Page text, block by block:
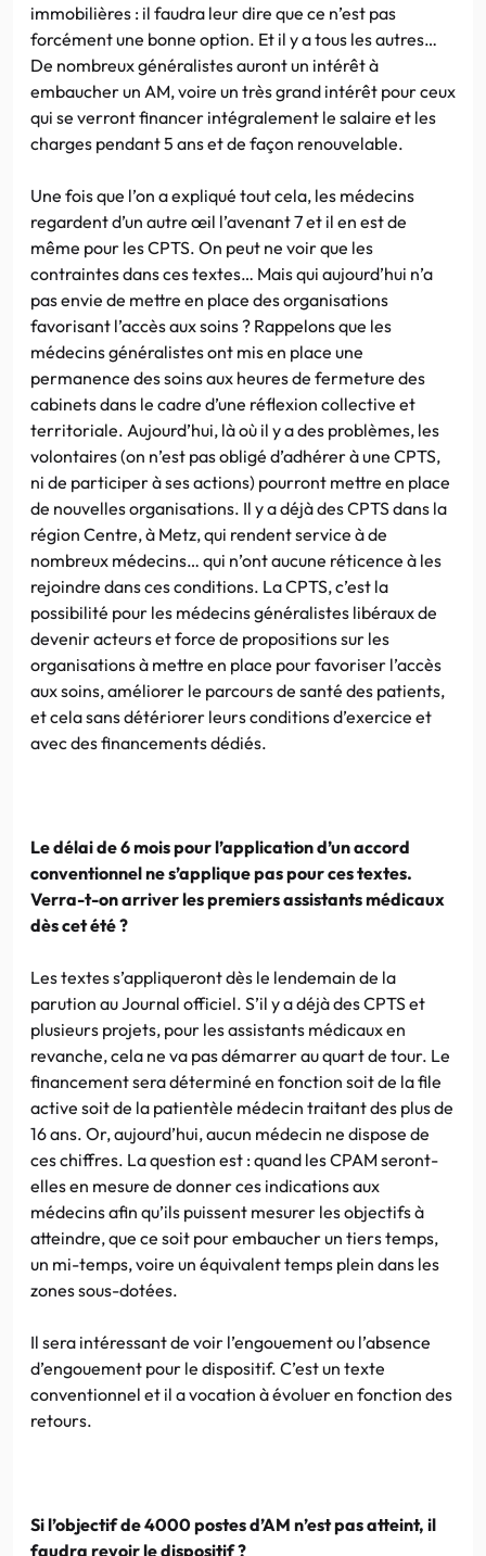
immobilières : il faudra leur dire que ce n’est pas
forcément une bonne option. Et il y a tous les autres…
De nombreux généralistes auront un intérêt à
embaucher un AM, voire un très grand intérêt pour ceux
qui se verront financer intégralement le salaire et les
charges pendant 5 ans et de façon renouvelable.
Une fois que l’on a expliqué tout cela, les médecins
regardent d’un autre œil l’avenant 7 et il en est de
même pour les CPTS. On peut ne voir que les
contraintes dans ces textes… Mais qui aujourd’hui n’a
pas envie de mettre en place des organisations
favorisant l’accès aux soins ? Rappelons que les
médecins généralistes ont mis en place une
permanence des soins aux heures de fermeture des
cabinets dans le cadre d’une réflexion collective et
territoriale. Aujourd’hui, là où il y a des problèmes, les
volontaires (on n’est pas obligé d’adhérer à une CPTS,
ni de participer à ses actions) pourront mettre en place
de nouvelles organisations. Il y a déjà des CPTS dans la
région Centre, à Metz, qui rendent service à de
nombreux médecins… qui n’ont aucune réticence à les
rejoindre dans ces conditions. La CPTS, c’est la
possibilité pour les médecins généralistes libéraux de
devenir acteurs et force de propositions sur les
organisations à mettre en place pour favoriser l’accès
aux soins, améliorer le parcours de santé des patients,
et cela sans détériorer leurs conditions d’exercice et
avec des financements dédiés.
Le délai de 6 mois pour l’application d’un accord
conventionnel ne s’applique pas pour ces textes.
Verra-t-on arriver les premiers assistants médicaux
dès cet été ?
Les textes s’appliqueront dès le lendemain de la
parution au Journal officiel. S’il y a déjà des CPTS et
plusieurs projets, pour les assistants médicaux en
revanche, cela ne va pas démarrer au quart de tour. Le
financement sera déterminé en fonction soit de la file
active soit de la patientèle médecin traitant des plus de
16 ans. Or, aujourd’hui, aucun médecin ne dispose de
ces chiffres. La question est : quand les CPAM seront-
elles en mesure de donner ces indications aux
médecins afin qu’ils puissent mesurer les objectifs à
atteindre, que ce soit pour embaucher un tiers temps,
un mi-temps, voire un équivalent temps plein dans les
zones sous-dotées.
Il sera intéressant de voir l’engouement ou l’absence
d’engouement pour le dispositif. C’est un texte
conventionnel et il a vocation à évoluer en fonction des
retours.
Si l’objectif de 4000 postes d’AM n’est pas atteint, il
faudra revoir le dispositif ?